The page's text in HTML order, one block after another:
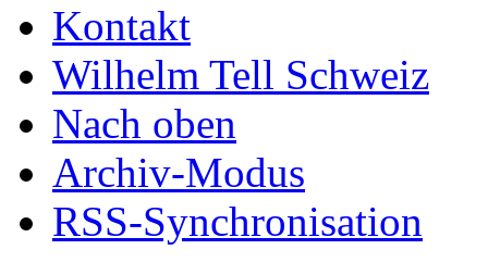
Kontakt
Wilhelm Tell Schweiz
Nach oben
Archiv-Modus
RSS-Synchronisation